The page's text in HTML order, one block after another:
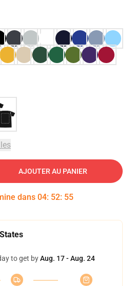
AJOUTER AU PANIER
dans 04: 52: 54
to get byAug. 17 - Aug. 24